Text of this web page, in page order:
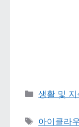
카테고리
생활 및
태그
아이클라